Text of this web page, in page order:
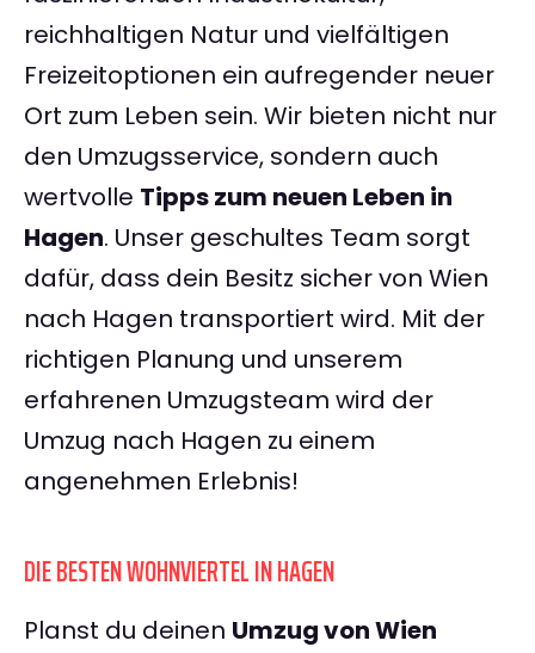
reichhaltigen Natur und vielfältigen
Freizeitoptionen ein aufregender neuer
Ort zum Leben sein. Wir bieten nicht nur
den Umzugsservice, sondern auch
wertvolle Tipps zum neuen Leben in
Hagen. Unser geschultes Team sorgt
dafür, dass dein Besitz sicher von Wien
nach Hagen transportiert wird. Mit der
richtigen Planung und unserem
erfahrenen Umzugsteam wird der
Umzug nach Hagen zu einem
angenehmen Erlebnis!
DIE BESTEN WOHNVIERTEL IN HAGEN
Planst du deinen Umzug von Wien